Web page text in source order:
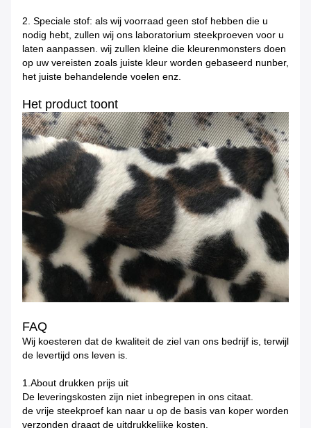
2. Speciale stof: als wij voorraad geen stof hebben die u
nodig hebt, zullen wij ons laboratorium steekproeven voor u
laten aanpassen. wij zullen kleine die kleurenmonsters doen
op uw vereisten zoals juiste kleur worden gebaseerd nunber,
het juiste behandelende voelen enz.
Het product toont
FAQ
Wij koesteren dat de kwaliteit de ziel van ons bedrijf is, terwijl
de levertijd ons leven is.
1.About drukken prijs uit
De leveringskosten zijn niet inbegrepen in ons citaat.
de vrije steekproef kan naar u op de basis van koper worden
verzonden draagt de uitdrukkelijke kosten.